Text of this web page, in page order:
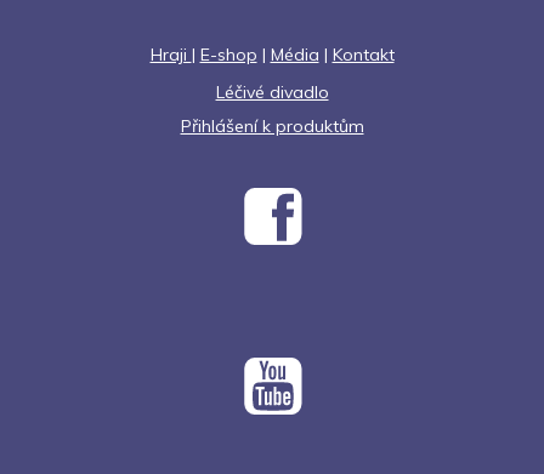
Hraji | E-shop | Média | Kontakt
Léčivé divadlo
Přihlášení k produktům